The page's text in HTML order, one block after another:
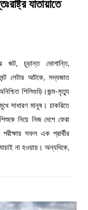
যাতায়াতে
লেটার আটকে, সদ্যজাত
শিলিগুড়ি।জন্ম-মৃত্যু
সাধারণ মানুষ। চাকরিতে
নিয়ে নিজ দেশে ফেরা
সফল এক প্রার্থীর
না হওয়ায়। অন্যদিকে,